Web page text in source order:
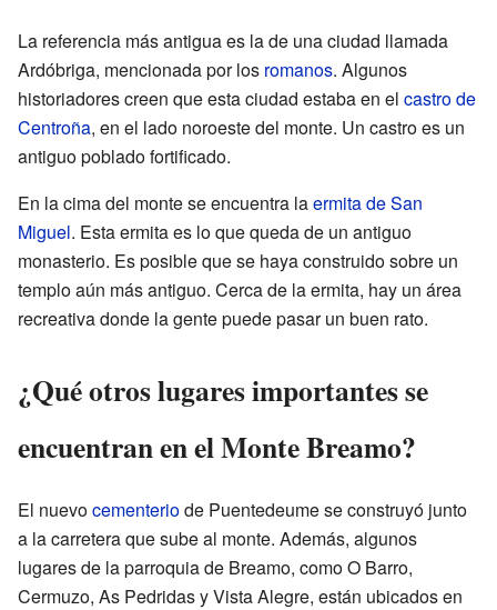
La referencia más antigua es la de una ciudad llamada
Ardóbriga, mencionada por los romanos. Algunos
historiadores creen que esta ciudad estaba en el castro de
Centroña, en el lado noroeste del monte. Un castro es un
antiguo poblado fortificado.
En la cima del monte se encuentra laermita de San
Miguel. Esta ermita es lo que queda de un antiguo
monasterio. Es posible que se haya construido sobre un
templo aún más antiguo. Cerca de la ermita, hay un área
recreativa donde la gente puede pasar un buen rato.
¿Qué otros lugares importantes se
encuentran en el Monte Breamo?
El nuevocementeriode Puentedeume se construyó junto
a la carretera que sube al monte. Además, algunos
lugares de la parroquia de Breamo, como O Barro,
Cermuzo, As Pedridas y Vista Alegre, están ubicados en